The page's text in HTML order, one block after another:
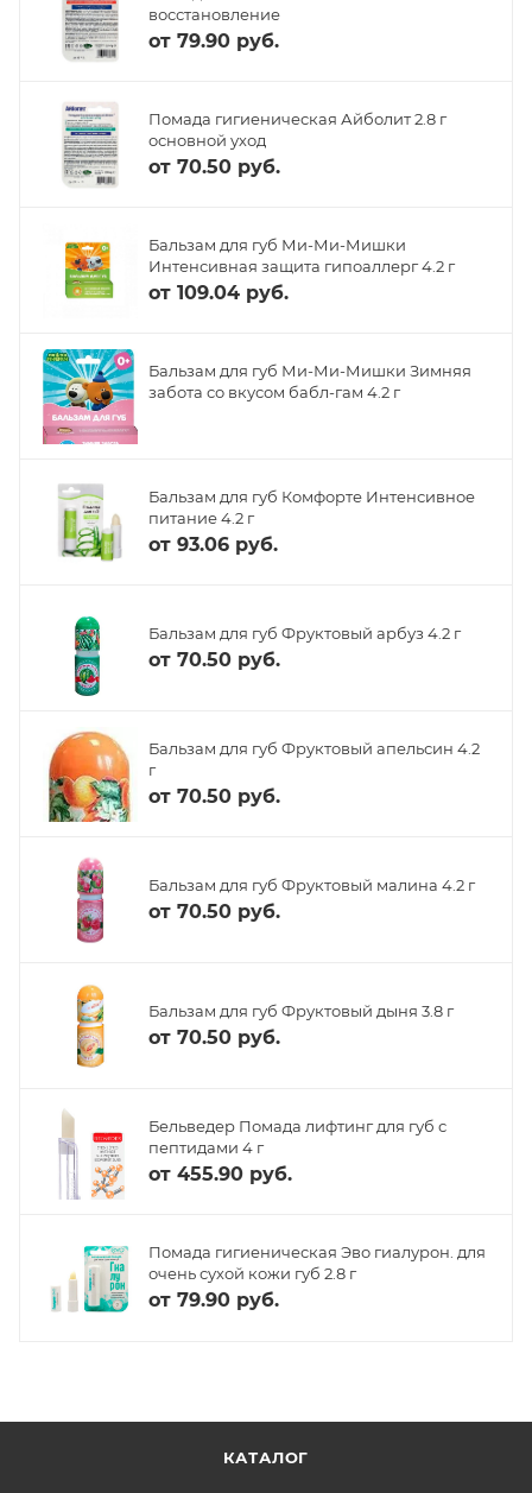
восстановление
от 79.90 руб.
Помада гигиеническая Айболит 2.8 г
основной уход
от 70.50 руб.
Бальзам для губ Ми-Ми-Мишки
Интенсивная защита гипоаллерг 4.2 г
от 109.04 руб.
Бальзам для губ Ми-Ми-Мишки Зимняя
забота со вкусом бабл-гам 4.2 г
Бальзам для губ Комфорте Интенсивное
питание 4.2 г
от 93.06 руб.
Бальзам для губ Фруктовый арбуз 4.2 г
от 70.50 руб.
Бальзам для губ Фруктовый апельсин 4.2
г
от 70.50 руб.
Бальзам для губ Фруктовый малина 4.2 г
от 70.50 руб.
Бальзам для губ Фруктовый дыня 3.8 г
от 70.50 руб.
Бельведер Помада лифтинг для губ с
пептидами 4 г
от 455.90 руб.
Помада гигиеническая Эво гиалурон. для
очень сухой кожи губ 2.8 г
от 79.90 руб.
КАТАЛОГ